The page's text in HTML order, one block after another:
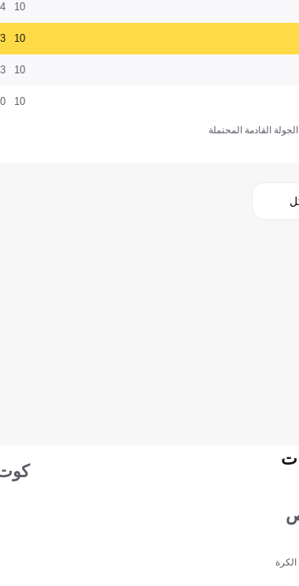
10
4
10
3
10
3
10
0
الجولة القادمة المحتملة
كوت
الكرة